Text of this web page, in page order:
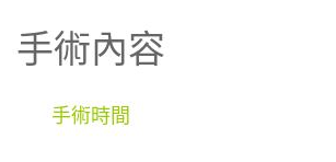
手術內容
手術時間